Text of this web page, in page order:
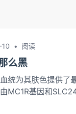
10 • 阅读
么黑
统为其肤色提供了
MC1R基因和